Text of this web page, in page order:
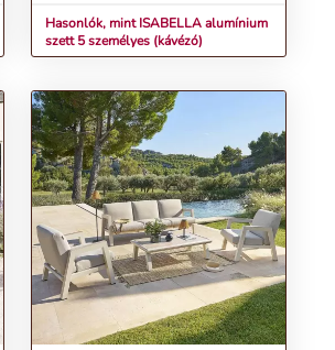
Hasonlók, mint ISABELLA alumínium
szett 5 személyes (kávézó)